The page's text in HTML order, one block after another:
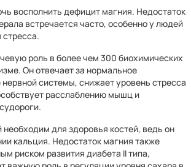
восполнить дефицит магния. Недостаток
встречается часто, особенно у людей
роль в более чем 300 биохимических
Он отвечает за нормальное
системы, снижает уровень стресса
расслаблению мышц и
необходим для здоровья костей, ведь он
кальция. Недостаток магния также
риском развития диабета II типа,